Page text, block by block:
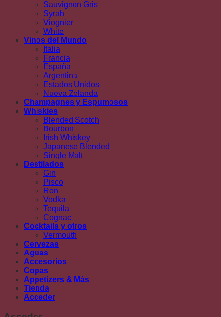
Sauvignon Gris
Syrah
Viognier
White
Vinos del Mundo
Italia
Francia
España
Argentina
Estados Unidos
Nueva Zelanda
Champagnes y Espumosos
Whiskies
Blended Scotch
Bourbon
Irish Whiskey
Japanese Blended
Single Malt
Destilados
Gin
Pisco
Ron
Vodka
Tequila
Cognac
Cocktails y otros
Vermouth
Cervezas
Aguas
Accesorios
Copas
Appetizers & Más
Tienda
Acceder